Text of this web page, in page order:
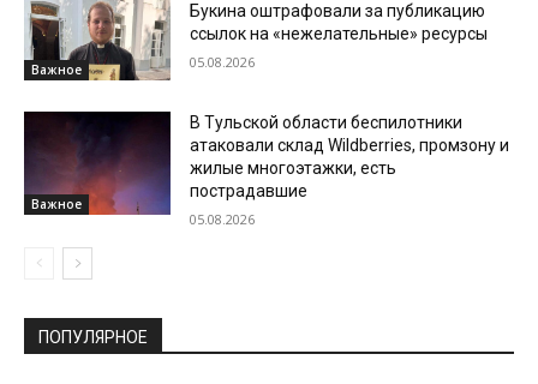
Важное
Букина оштрафовали за публикацию
ссылок на «нежелательные» ресурсы
05.08.2026
Важное
В Тульской области беспилотники
атаковали склад Wildberries, промзону и
жилые многоэтажки, есть
пострадавшие
05.08.2026
ПОПУЛЯРНОЕ